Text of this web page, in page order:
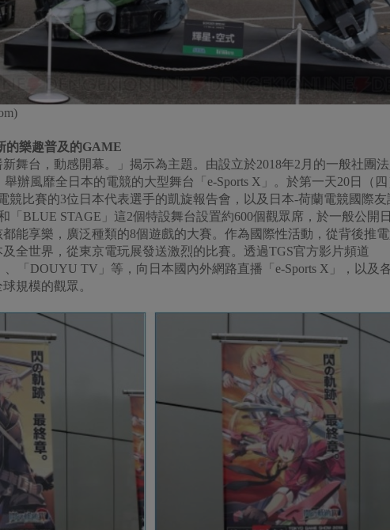
樂趣普及的GAME
舞台，動感開幕。」揭示為主題。由設立於2018年2月的一般社團
舉辦風靡全日本的電競的大型舞台「e-Sports X」。於第一天20日（
競比賽的3位日本代表選手的凱旋報告會，以及日本-荷蘭電競國際友
「BLUE STAGE」這2個特設舞台設置約600個觀眾席，於一般公開日
能享樂，廣泛種類的8個遊戲的大賽。作為國際性活動，從背後推
全世界，從東京電玩展發送激烈的比賽。透過TGS官方影片頻道
、「DOUYU TV」等，向日本國內外網路直播「e-Sports X」，以及
規模的觀眾。